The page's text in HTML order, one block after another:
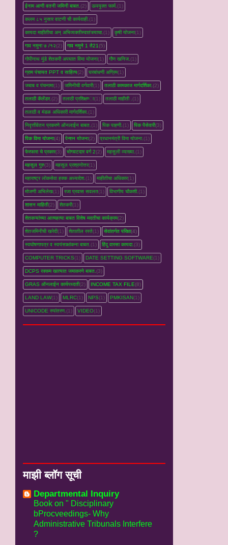
ईनाम आणी वतनी जमिनी बाबत. (2) ऊपयुक्त फार्म. (1)
कलम ८५ नुसार वाटणी ची कार्यवाही. (1)
कायदा माहीतीचा अन् अभिव्यक्तीस्वातंत्र्याचा. (1) कृषी योजना(1)
गाव नमुना ७ /१२(2) गाव नमुने 1 ते21(5)
गोपीनाथ मुंडे शेतकरी अपघात विमा योजना(1) गौण खनिज. (1)
ग्राम पंचायत PPT व साहित्य(2) घरबांधणी अग्रिम(1)
जबाब व पंचनामा(1) जमिनीची वर्गवारी(1) तलाठी कामकाज मार्गदर्शिका.(2)
तलाठी कॅलेंडर.(2) तलाठी प्रशिक्षण्‍ा(1) तलाठी माहीती . (1)
तलाठी व मंडळ अधिकारी मार्गदर्शिका. (1)
निवृत्तीवेतन प्रकरणे ऑनलाईन बाबत. (1) पिक पाहणी. (1) पिक पैसेवारी(3)
पिक विमा योजना(4) पेन्शन योजना(2) प्रधानमंत्री विमा योजना. (1)
फेरफारा चे प्रकार(3) भोगवटदार वर्ग 2(2) महसुली व्‍याख्‍या. (1)
महसूल गुरु(3) महसूल प्रश्रनोत्तर(1)
महाराष्ट्र लोकसेवा हक्क अध्यादेश. (1) माहीतीचा अधिकार(1)
मोजणी अभिलेख(1) रजा प्रवास सवलत(1) विभागीय चौकशी. (1)
शासन माहिती(2) शेतकरी(1)
शेतकऱ्यांच्‍या आत्महत्‍या बाबत विशेष मदतीचा कार्यक्रम(2)
शेतजमिनीची खरेदी(1) शेतातील रस्‍ते(1) सेवांतर्गत परिक्षा(4)
स्वघोषणापत्र व स्वयंसाक्षांकना बाबत. (1) हिंदु वारसा कायदा.(3)
COMPUTER TRICKS(1) DATE SETTING SOFTWARE(1)
DCPS रक्‍कम खात्‍यात जमाकरणे बाबत. (3)
GRAS ऑनलाईन कार्यपध्‍दती(2) INCOME TAX FILE(8)
LAND LAW(1) MLRC(1) NPS(1) PMKISAN(1)
UNICODE रुपांतरण. (1) VIDEO(1)
माझी ब्लॉग सूची
Departmental Inquiry
Book on " Disciplinary
bProcveedings- Why
Administrative Tribunals Interfere
?